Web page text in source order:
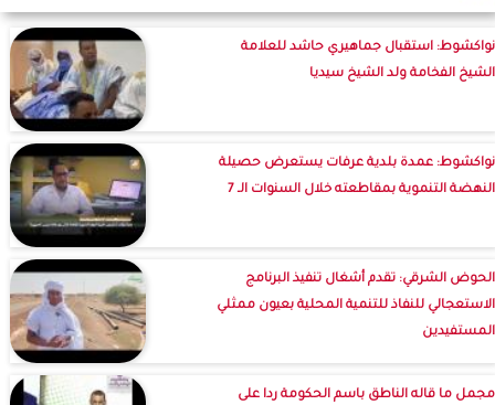
نواكشوط: استقبال جماهيري حاشد للعلامة
الشيخ الفخامة ولد الشيخ سيديا
نواكشوط: عمدة بلدية عرفات يستعرض حصيلة
النهضة التنموية بمقاطعته خلال السنوات الـ 7
الحوض الشرقي: تقدم أشغال تنفيذ البرنامج
الاستعجالي للنفاذ للتنمية المحلية بعيون ممثلي
المستفيدين
مجمل ما قاله الناطق باسم الحكومة ردا على